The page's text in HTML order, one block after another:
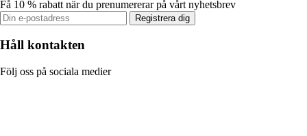
Få 10 % rabatt när du prenumererar på vårt nyhetsbrev
Registrera dig
Håll kontakten
Följ oss på sociala medier